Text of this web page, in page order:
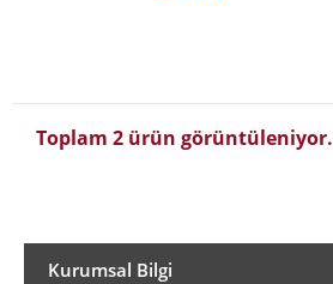
Toplam 2 ürün görüntüleniyor.
Kurumsal Bilgi